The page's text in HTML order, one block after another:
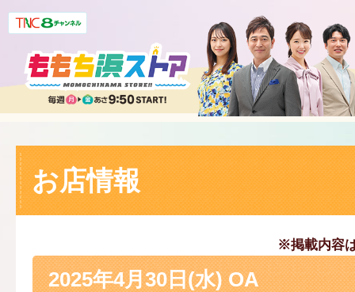
お店情報
※掲載内容
2025年4月30日(水) OA